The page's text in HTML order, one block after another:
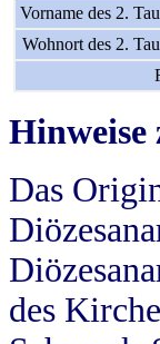
Vorname des 2.
Wohnort des 2.
Hinweise
Das
des